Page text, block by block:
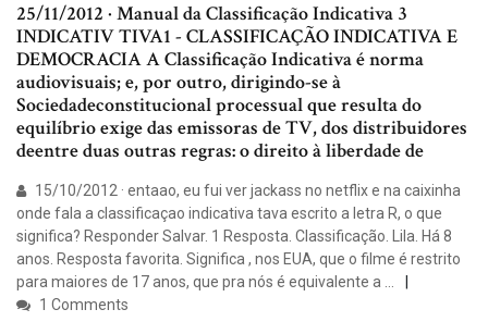
25/11/2012 · Manual da Classificação Indicativa 3
INDICATIV TIVA1 - CLASSIFICAÇÃO INDICATIVA E
DEMOCRACIA A Classificação Indicativa é norma
audiovisuais; e, por outro, dirigindo-se à
Sociedadeconstitucional processual que resulta do
equilíbrio exige das emissoras de TV, dos distribuidores
deentre duas outras regras: o direito à liberdade de
15/10/2012 · entaao, eu fui ver jackass no netflix e na caixinha
onde fala a classificaçao indicativa tava escrito a letra R, o que
significa? Responder Salvar. 1 Resposta. Classificação. Lila. Há 8
anos. Resposta favorita. Significa , nos EUA, que o filme é restrito
para maiores de 17 anos, que pra nós é equivalente a …
1 Comments